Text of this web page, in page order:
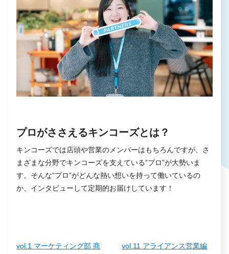
プロがささえるキンコーズとは？
キンコーズでは店頭や営業のメンバーはもちろんですが、さ
まざまな分野でキンコーズを支えている”プロ”が大勢いま
す。そんな”プロ”がどんな熱い想いを持って働いているの
か、インタビューして定期的お届けしています！
vol.1 マーケティング部 商
vol.11 アライアンス営業編